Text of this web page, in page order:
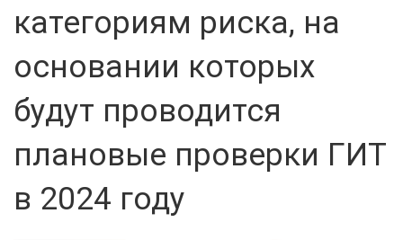
категориям риска, на
основании которых
будут проводится
плановые проверки ГИТ
в 2024 году